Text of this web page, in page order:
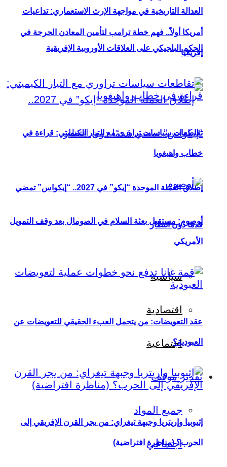
العدالة التاريخية في مواجهة الإرث الاستعماري: تداعيات
الحكم البلجيكي على العلاقات الأوروبية الإفريقية
إطلاق العملة الموحدة “إيكو” في 2027.. “إيكواس” تمضي
قدمًا دون انتظار
سياسية
اقتصادية
اجتماعية
تقدير موقف
جميع المواد
اجتماعي
أمريكا أولاً.. فهم خطة ترامب لتأمين المعادن الحرجة في
إفريقيا
تقاطعات سياسات تراوري مع التيار الكيميتي: قراءة في
خطاب واهيغويا
أوصوم: مستقبل بعثة السلام في الصومال بعد وقف التمويل
الأمريكي
عقد التعويضات: من يتحمل العبء الحقيقي للتعويضات عن
العبودية؟
إثيوبيا وإريتريا وجبهة تيغراي: من يجر القرن الإفريقي إلى
الحرب؟ (مناظرة افتراضية)